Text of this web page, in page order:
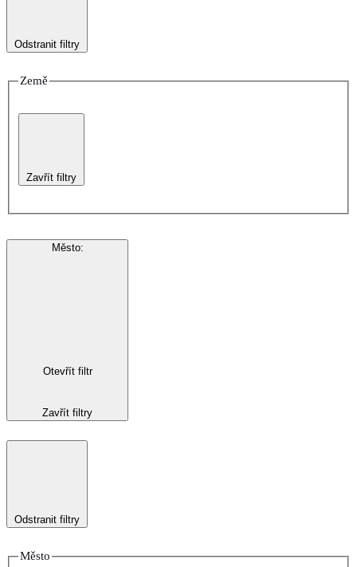
Odstranit filtry
Země
Zavřít filtry
Město:
Otevřít filtr
Zavřít filtry
Odstranit filtry
Město